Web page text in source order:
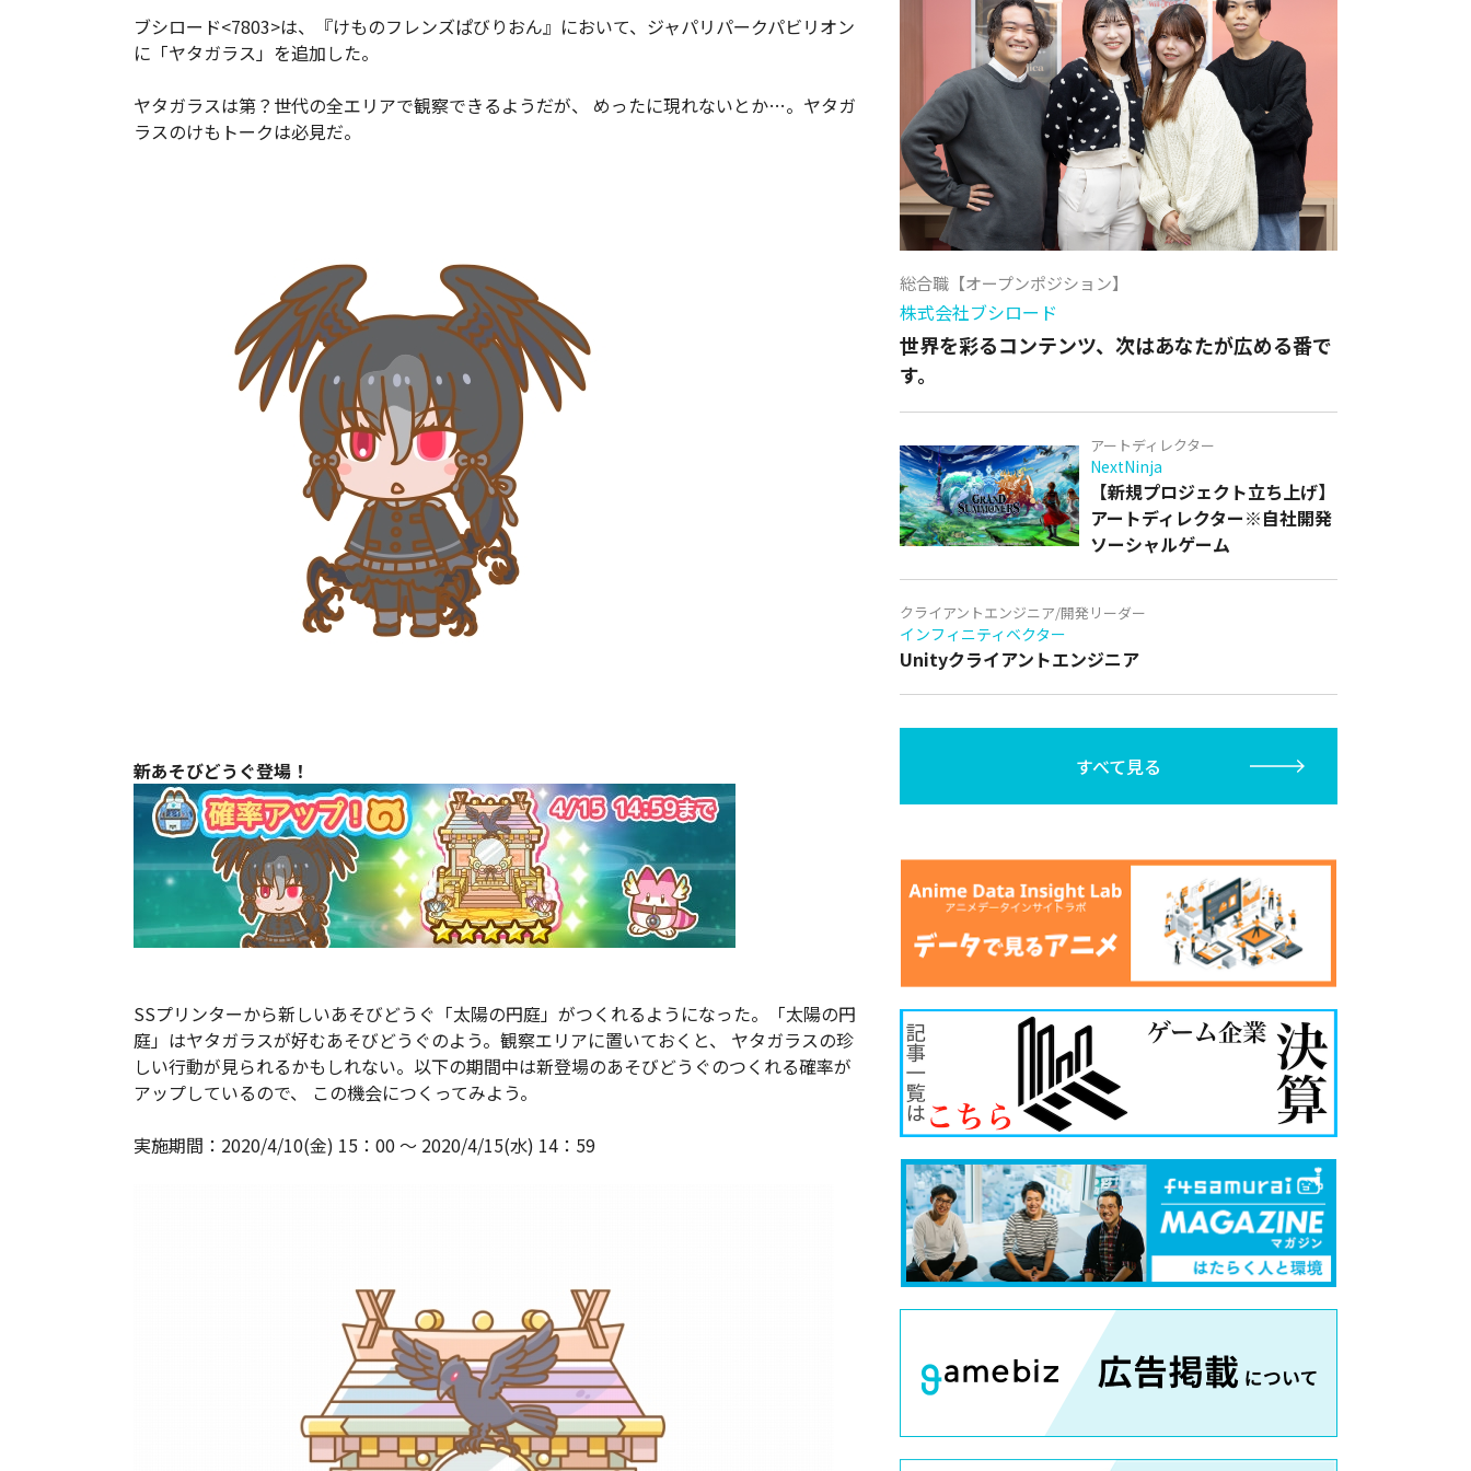
ブシロード<7803>は、『けものフレンズぱびりおん』において、ジャパリパークパビリオン
に「ヤタガラス」を追加した。
ヤタガラスは第？世代の全エリアで観察できるようだが、 めったに現れないとか…。ヤタガ
ラスのけもトークは必見だ。
新あそびどうぐ登場！
SSプリンターから新しいあそびどうぐ「太陽の円庭」がつくれるようになった。「太陽の円
庭」はヤタガラスが好むあそびどうぐのよう。観察エリアに置いておくと、 ヤタガラスの珍
しい行動が見られるかもしれない。以下の期間中は新登場のあそびどうぐのつくれる確率が
アップしているので、 この機会につくってみよう。
実施期間：2020/4/10(金) 15：00 ～ 2020/4/15(水) 14：59
総合職【オープンポジション】
株式会社ブシロード
世界を彩るコンテンツ、次はあなたが広める番で
す。
アートディレクター
NextNinja
【新規プロジェクト立ち上げ】
アートディレクター※自社開発
ソーシャルゲーム
クライアントエンジニア/開発リーダー
インフィニティベクター
Unityクライアントエンジニア
すべて見る